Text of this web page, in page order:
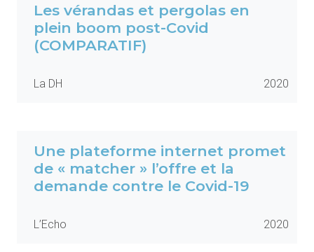
Les vérandas et pergolas en
plein boom post-Covid
(COMPARATIF)
La DH 2020
Une plateforme internet promet
de « matcher » l’offre et la
demande contre le Covid-19
L’Echo 2020